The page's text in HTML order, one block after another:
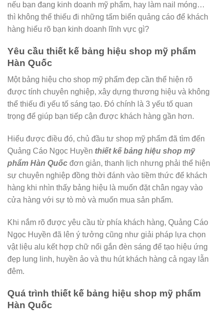
nếu bạn đang kinh doanh mỹ phẩm, hay làm nail móng…
thì không thể thiếu đi những tấm biển quảng cáo để khách
hàng hiểu rõ bạn kinh doanh lĩnh vực gì?
Yêu cầu thiết kế bảng hiệu shop mỹ phẩm
Hàn Quốc
Một bảng hiệu cho shop mỹ phẩm đẹp cần thể hiện rõ
được tính chuyên nghiệp, xây dựng thương hiệu và không
thể thiếu đi yếu tố sáng tạo. Đó chính là 3 yếu tố quan
trọng để giúp bạn tiếp cận được khách hàng gần hơn.
Hiểu được điều đó, chủ đầu tư shop mỹ phẩm đã tìm đến
Quảng Cáo Ngọc Huyền thiết kế bảng hiệu shop mỹ
phẩm Hàn Quốc đơn giản, thanh lịch nhưng phải thể hiện
sự chuyên nghiệp đồng thời đánh vào tiềm thức để khách
hàng khi nhìn thấy bảng hiệu là muốn đặt chân ngay vào
cửa hàng với sự tò mò và muốn mua sản phẩm.
Khi nắm rõ được yêu cầu từ phía khách hàng, Quảng Cáo
Ngọc Huyền đã lên ý tưởng cũng như giải pháp lựa chọn
vật liệu alu kết hợp chữ nổi gắn đèn sáng để tạo hiệu ứng
đẹp lung linh, huyền ảo và thu hút khách hàng cả ngay lẫn
đêm.
Quá trình thiết kế bảng hiệu shop mỹ phẩm
Hàn Quốc